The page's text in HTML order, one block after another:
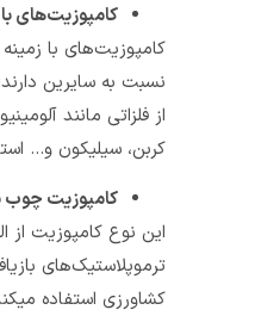
کامپوزیت‌های با زمینه
کامپوزیت‌­های با زمینه فلزی
نسبت به سایرین دارند؛ چرا که
از فلزاتی مانند آلومینیوم و
کربن، سیلیکون و… استفاده
کامپوزیت چوب پلاستیک
این نوع کامپوزیت از الیاف چوب،
ترموپلاستیک‌های بازیافتی و
کشاورزی استفاده می­کند؛